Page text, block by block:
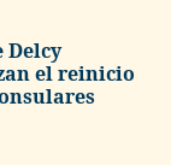
Delcy
el reinicio